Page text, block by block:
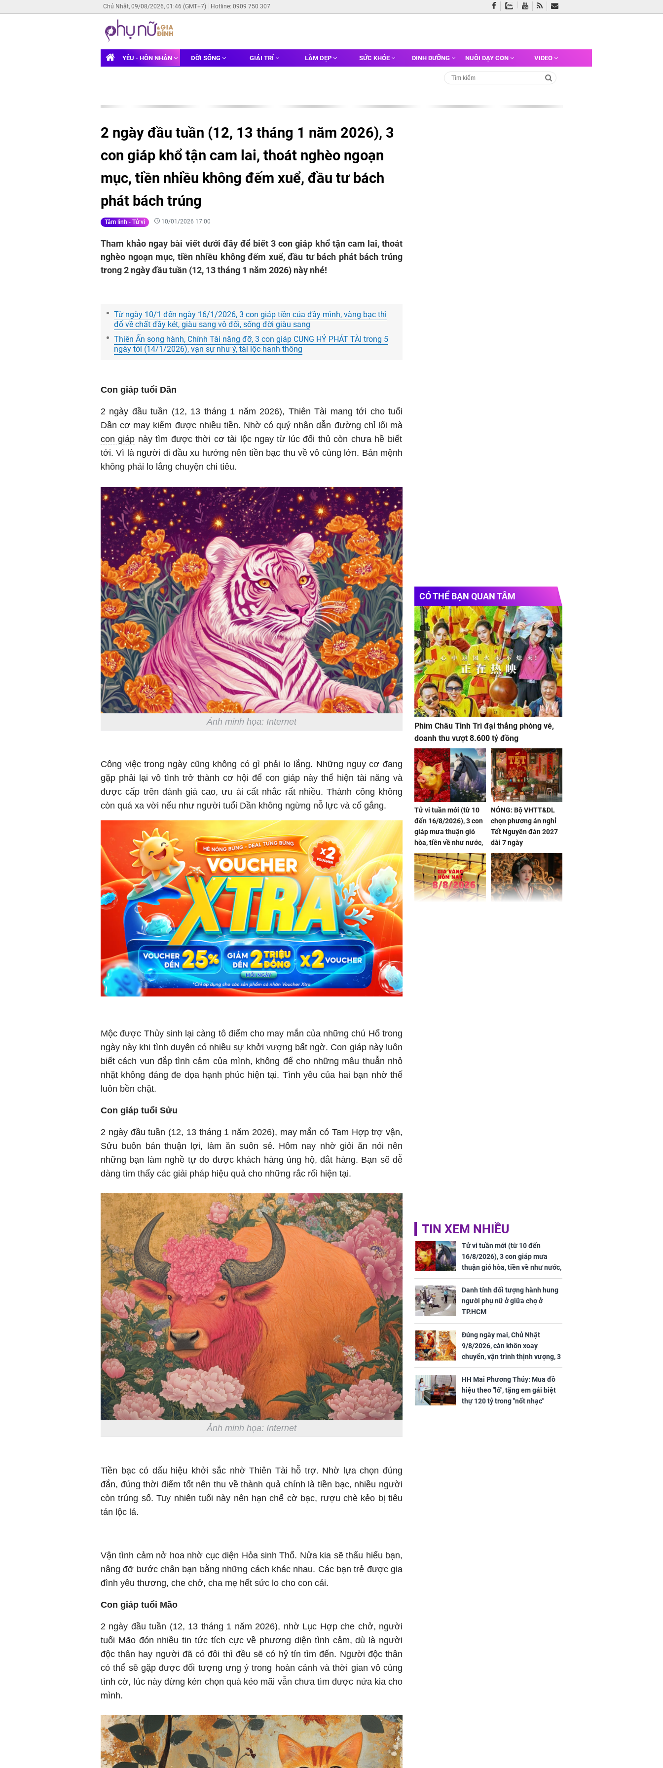
Chủ Nhật, 09/08/2026, 01:46 (GMT+7) Hotline: 0909 750 307
YÊU - HÔN NHÂN ĐỜI SỐNG GIẢI TRÍ LÀM ĐẸP SỨC KHỎE DINH DƯỠNG NUÔI DẠY CON VIDEO
2 ngày đầu tuần (12, 13 tháng 1 năm 2026), 3
con giáp khổ tận cam lai, thoát nghèo ngoạn
mục, tiền nhiều không đếm xuể, đầu tư bách
phát bách trúng
Tâm linh - Tử vi 10/01/2026 17:00
Tham khảo ngay bài viết dưới đây để biết 3 con giáp khổ tận cam lai, thoát
nghèo ngoạn mục, tiền nhiều không đếm xuể, đầu tư bách phát bách trúng
trong 2 ngày đầu tuần (12, 13 tháng 1 năm 2026) này nhé!
Từ ngày 10/1 đến ngày 16/1/2026, 3 con giáp tiền của đầy mình, vàng bạc thì
đổ về chất đầy két, giàu sang vô đối, sống đời giàu sang
Thiên Ấn song hành, Chính Tài nâng đỡ, 3 con giáp CUNG HỶ PHÁT TÀI trong 5
ngày tới (14/1/2026), vạn sự như ý, tài lộc hanh thông
Con giáp tuổi Dần
2 ngày đầu tuần (12, 13 tháng 1 năm 2026), Thiên Tài mang tới cho tuổi
Dần cơ may kiếm được nhiều tiền. Nhờ có quý nhân dẫn đường chỉ lối mà
con giáp này tìm được thời cơ tài lộc ngay từ lúc đối thủ còn chưa hề biết
tới. Vì là người đi đầu xu hướng nên tiền bạc thu về vô cùng lớn. Bản mệnh
không phải lo lắng chuyện chi tiêu.
Ảnh minh họa: Internet
Công việc trong ngày cũng không có gì phải lo lắng. Những nguy cơ đang
gặp phải lại vô tình trở thành cơ hội để con giáp này thể hiện tài năng và
được cấp trên đánh giá cao, ưu ái cất nhắc rất nhiều. Thành công không
còn quá xa vời nếu như người tuổi Dần không ngừng nỗ lực và cố gắng.
Mộc được Thủy sinh lại càng tô điểm cho may mắn của những chú Hổ trong
ngày này khi tình duyên có nhiều sự khởi vượng bất ngờ. Con giáp này luôn
biết cách vun đắp tình cảm của mình, không để cho những mâu thuẫn nhỏ
nhặt không đáng đe dọa hạnh phúc hiện tại. Tình yêu của hai bạn nhờ thế
luôn bền chặt.
Con giáp tuổi Sửu
2 ngày đầu tuần (12, 13 tháng 1 năm 2026), may mắn có Tam Hợp trợ vận,
Sửu buôn bán thuận lợi, làm ăn suôn sẻ. Hôm nay nhờ giỏi ăn nói nên
những bạn làm nghề tự do được khách hàng ủng hộ, đắt hàng. Bạn sẽ dễ
dàng tìm thấy các giải pháp hiệu quả cho những rắc rối hiện tại.
Ảnh minh họa: Internet
Tiền bạc có dấu hiệu khởi sắc nhờ Thiên Tài hỗ trợ. Nhờ lựa chọn đúng
đắn, đúng thời điểm tốt nên thu về thành quả chính là tiền bạc, nhiều người
còn trúng số. Tuy nhiên tuổi này nên hạn chế cờ bạc, rượu chè kẻo bị tiêu
tán lộc lá.
Vận tình cảm nở hoa nhờ cục diện Hỏa sinh Thổ. Nửa kia sẽ thấu hiểu bạn,
nâng đỡ bước chân bạn bằng những cách khác nhau. Các bạn trẻ được gia
đình yêu thương, che chở, cha mẹ hết sức lo cho con cái.
Con giáp tuổi Mão
2 ngày đầu tuần (12, 13 tháng 1 năm 2026), nhờ Lục Hợp che chở, người
tuổi Mão đón nhiều tin tức tích cực về phương diện tình cảm, dù là người
độc thân hay người đã có đôi thì đều sẽ có hỷ tín tìm đến. Người độc thân
có thể sẽ gặp được đối tượng ưng ý trong hoàn cảnh và thời gian vô cùng
tình cờ, lúc này đừng kén chọn quá kẻo mãi vẫn chưa tìm được nửa kia cho
mình.
CÓ THỂ BẠN QUAN TÂM
Phim Châu Tinh Trì đại thắng phòng vé,
doanh thu vượt 8.600 tỷ đồng
Tử vi tuần mới (từ 10
đến 16/8/2026), 3 con
giáp mưa thuận gió
hòa, tiền về như nước,
bạc vàng dư dả, Phú
Quý Vinh Hoa, vận
trình khai sáng
NÓNG: Bộ VHTT&DL
chọn phương án nghỉ
Tết Nguyên đán 2027
dài 7 ngày
TIN XEM NHIỀU
Tử vi tuần mới (từ 10 đến
16/8/2026), 3 con giáp mưa
thuận gió hòa, tiền về như nước,
bạc vàng dư dả, Phú Quý Vinh
Hoa, vận trình khai sáng
Danh tính đối tượng hành hung
người phụ nữ ở giữa chợ ở
TP.HCM
Đúng ngày mai, Chủ Nhật
9/8/2026, càn khôn xoay
chuyển, vận trình thịnh vượng, 3
con giáp nhận phúc khí nhà trời,
tình tiền đỏ như son, vận may
hanh thông
HH Mai Phương Thúy: Mua đồ
hiệu theo "lô", tặng em gái biệt
thự 120 tỷ trong "nốt nhạc"